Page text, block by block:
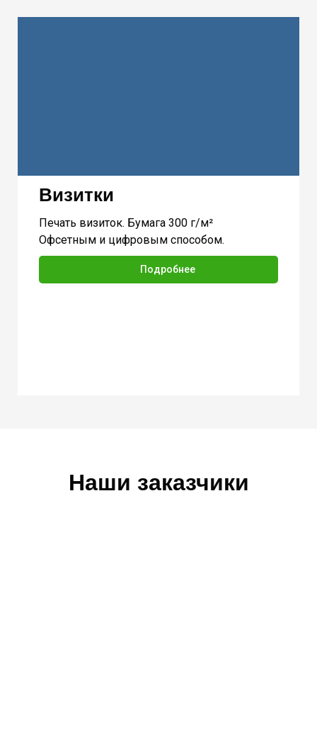
Визитки
Печать визиток. Бумага 300 г/м²
Офсетным и цифровым способом.
Подробнее
Наши заказчики